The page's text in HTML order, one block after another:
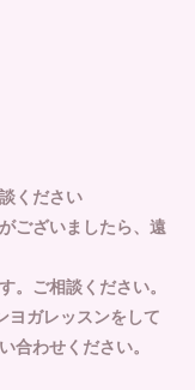
ください
ございましたら、遠
。ご相談ください。
ヨガレッスンをして
合わせください。